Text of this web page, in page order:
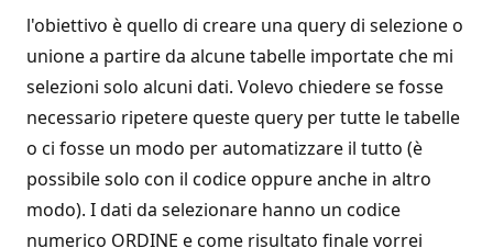
l'obiettivo è quello di creare una query di selezione o
unione a partire da alcune tabelle importate che mi
selezioni solo alcuni dati. Volevo chiedere se fosse
necessario ripetere queste query per tutte le tabelle
o ci fosse un modo per automatizzare il tutto (è
possibile solo con il codice oppure anche in altro
modo). I dati da selezionare hanno un codice
numerico ORDINE e come risultato finale vorrei